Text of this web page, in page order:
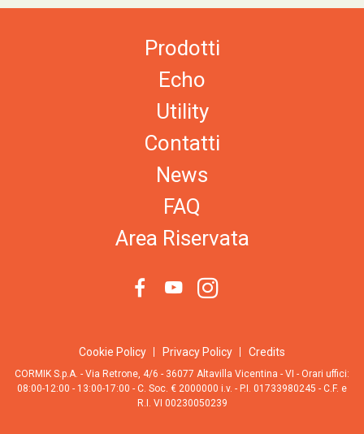
Prodotti
Echo
Utility
Contatti
News
FAQ
Area Riservata
Cookie Policy Privacy Policy Credits
CORMIK S.p.A. - Via Retrone, 4/6 - 36077 Altavilla Vicentina - VI - Orari uffici:
08:00-12:00 - 13:00-17:00 - C. Soc. € 2000000 i.v. - P.I. 01733980245 - C.F. e
R.I. VI 00230050239